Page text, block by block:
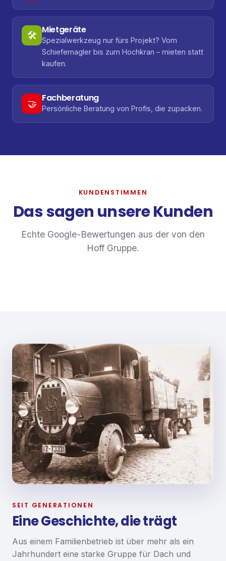
🛠️ Mietgeräte
Spezialwerkzeug nur fürs Projekt? Vom
Schiefernagler bis zum Hochkran – mieten statt
kaufen.
🤝 Fachberatung
Persönliche Beratung von Profis, die zupacken.
KUNDENSTIMMEN
Das sagen unsere Kunden
Echte Google-Bewertungen aus der von den
Hoff Gruppe.
SEIT GENERATIONEN
Eine Geschichte, die trägt
Aus einem Familienbetrieb ist über mehr als ein
Jahrhundert eine starke Gruppe für Dach und